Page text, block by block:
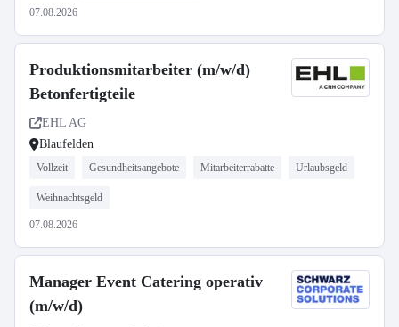
07.08.2026
Produktionsmitarbeiter (m/w/d)
Betonfertigteile
EHL AG
Blaufelden
Vollzeit Gesundheitsangebote Mitarbeiterrabatte Urlaubsgeld
Weihnachtsgeld
07.08.2026
Manager Event Catering operativ
(m/w/d)